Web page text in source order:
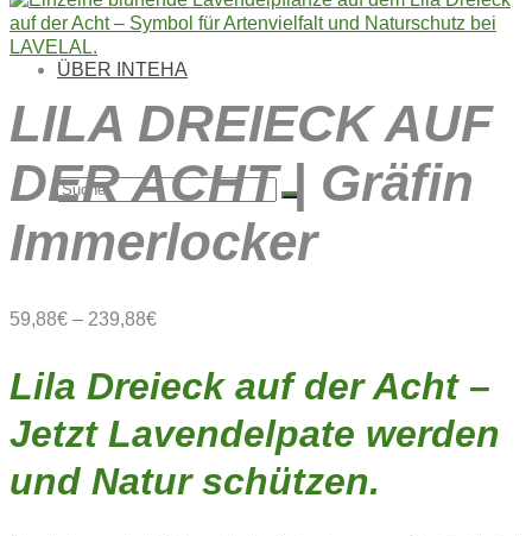
ÜBER INTEHA
Suche
LILA DREIECK AUF
DER ACHT | Gräfin
Immerlocker
59,88€ – 239,88€
Lila Dreieck auf der Acht –
Jetzt Lavendelpate werden
und Natur schützen.